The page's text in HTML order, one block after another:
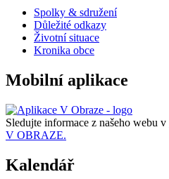
Spolky & sdružení
Důležité odkazy
Životní situace
Kronika obce
Mobilní aplikace
Sledujte informace z našeho webu v
V OBRAZE.
Kalendář